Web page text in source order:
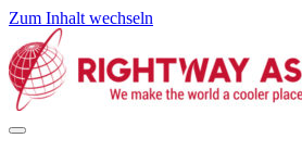
Zum Inhalt wechseln